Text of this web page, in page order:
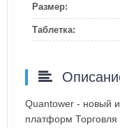
Размер:
Таблетка:
Quantower - новый
платформ Торговля